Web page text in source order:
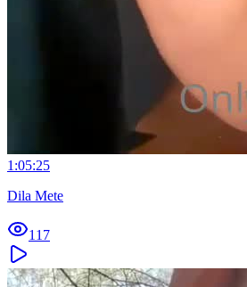
1:05:25
Dila Mete
117